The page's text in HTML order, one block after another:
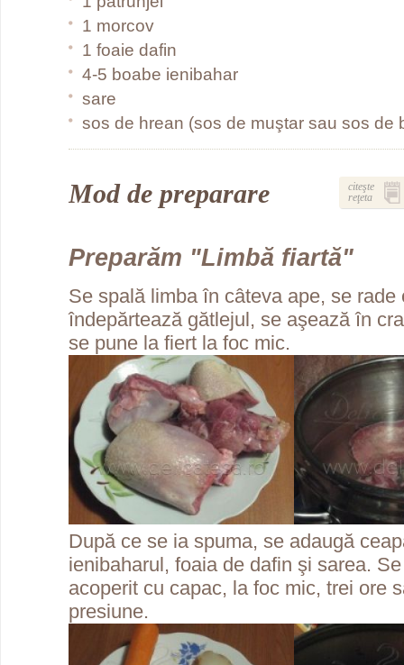
1 morcov
1 foaie dafin
4-5 boabe ienibahar
sare
sos de hrean (sos de muştar sau sos de
Mod de preparare
citeşte
reţeta
Preparăm "Limbă fiartă"
Se spală limba în câteva ape, se rade
îndepărtează gătlejul, se aşează în
se pune la fiert la foc mic.
După ce se ia spuma, se adaugă
ienibaharul, foaia de dafin şi sarea.
acoperit cu capac, la foc mic, trei ore
presiune.